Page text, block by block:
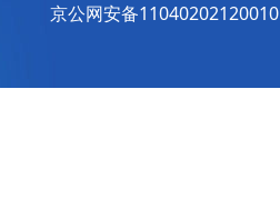
京公网安备11040202120010